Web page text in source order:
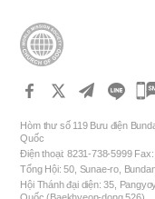
Hòm thư số 119 Bưu điện
Quốc
Điện thoại: 8231-738-5999
Tổng Hội: 50, Sunae-ro,
Hội Thánh đại diện: 35,